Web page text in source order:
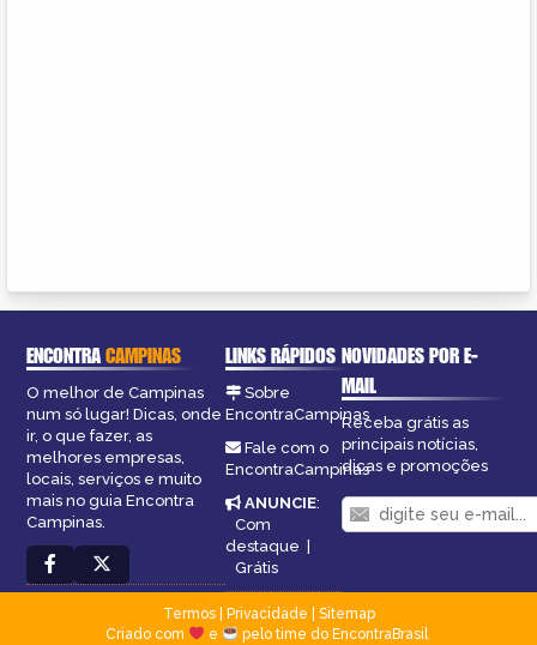
ENCONTRACAMPINAS
O melhor de Campinas
num só lugar! Dicas, onde
ir, o que fazer, as
melhores empresas,
locais, serviços e muito
mais no guia Encontra
Campinas.
LINKS RÁPIDOS
Sobre
EncontraCampinas
Fale com o
EncontraCampinas
ANUNCIE:
Com
destaque
Grátis
NOVIDADES POR E-
MAIL
Receba grátis as
principais notícias,
dicas e promoções
Termos| Privacidade
Sitemap
Criado com
e pelo time do EncontraBrasil